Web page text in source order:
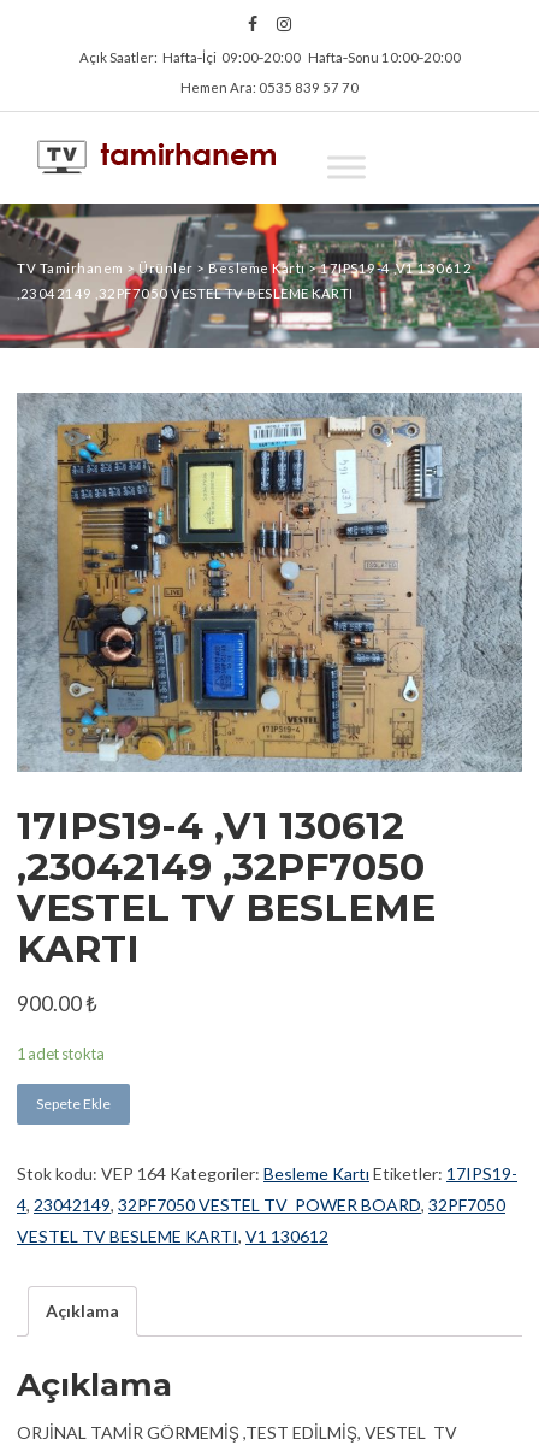
Açık Saatler: Hafta‑İçi 09:00‑20:00 Hafta‑Sonu 10:00‑20:00
Hemen Ara: 0535 839 57 70
TV Tamirhanem > Ürünler > Besleme Kartı>17IPS19-4 ,V1 130612
,23042149 ,32PF7050 VESTEL TV BESLEME KARTI
17IPS19-4 ,V1 130612
,23042149 ,32PF7050
VESTEL TV BESLEME
KARTI
900.00₺
1 adet stokta
Sepete Ekle
Stok kodu: VEP 164 Kategoriler: Besleme Kartı Etiketler: 17IPS19-
4, 23042149, 32PF7050 VESTEL TV POWER BOARD, 32PF7050
VESTEL TV BESLEME KARTI, V1 130612
Açıklama
Açıklama
ORJİNAL TAMİR GÖRMEMİŞ ,TEST EDİLMİŞ, VESTEL TV